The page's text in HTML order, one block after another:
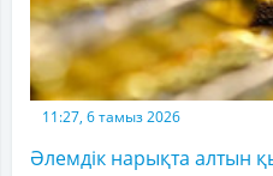
11:27, 6 тамыз 2026
Әлемдік нарықта алтын